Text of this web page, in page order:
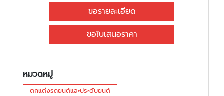
ขอรายละเอียด
ขอใบเสนอราคา
หมวดหมู่
ตกแต่งรถยนต์และประดับยนต์